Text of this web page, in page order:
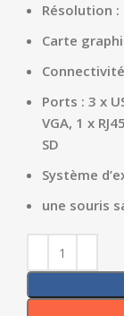
Résolution :
Carte
Ports : 3 x
VGA, 1 x
SD
Système
une souris